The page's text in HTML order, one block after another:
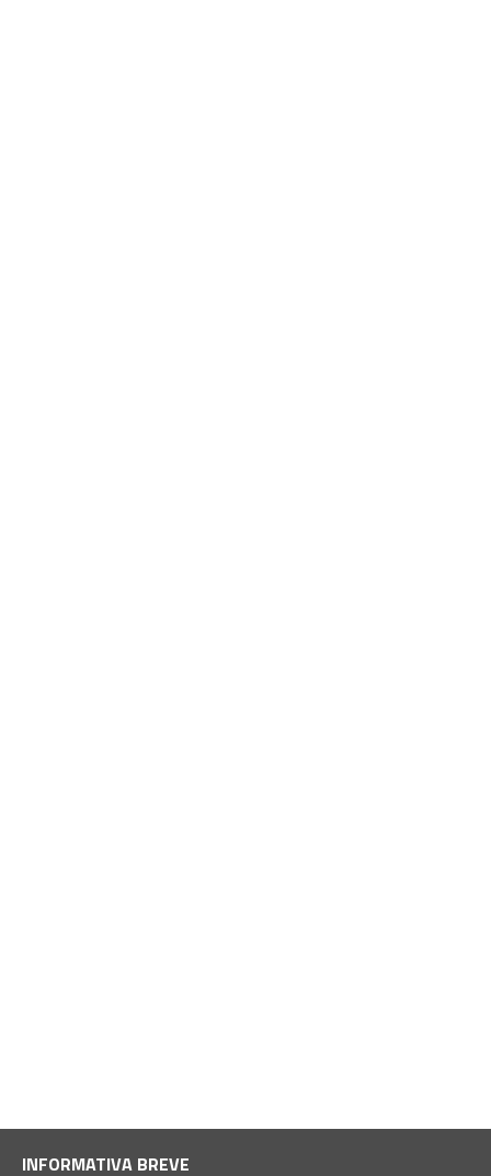
INFORMATIVA BREVE